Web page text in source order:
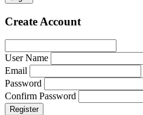
Create Account
User Name
Email
Password
Confirm Password
Register